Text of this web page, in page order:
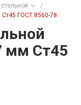
/
ГОСТ 8560-78
мм Ст45